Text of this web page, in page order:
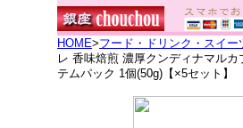
HOME>フード・ドリンク・スイー
レ 香味焙煎 濃厚クンディナマル
テムパック 1個(50g)【×5セット】